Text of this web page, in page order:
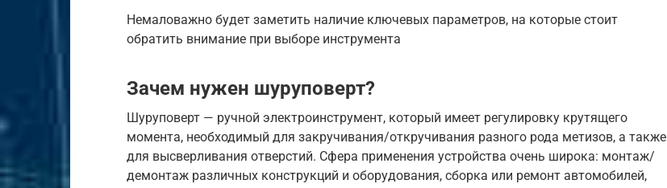
Немаловажно будет заметить наличие ключевых параметров, на которые стоит
обратить внимание при выборе инструмента
Зачем нужен шуруповерт?
Шуруповерт — ручной электроинструмент, который имеет регулировку крутящего
момента, необходимый для закручивания/откручивания разного рода метизов, а также
для высверливания отверстий. Сфера применения устройства очень широка: монтаж/
демонтаж различных конструкций и оборудования, сборка или ремонт автомобилей,